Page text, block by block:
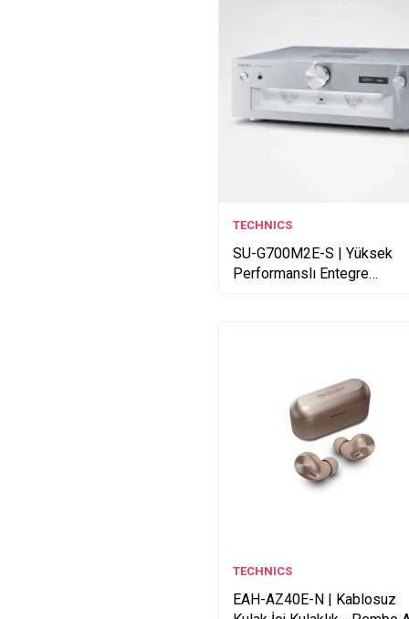
TECHNICS
SU-G700M2E-S | Yüksek
Performanslı Entegre
TECHNICS
EAH-AZ40E-N | Kablosuz